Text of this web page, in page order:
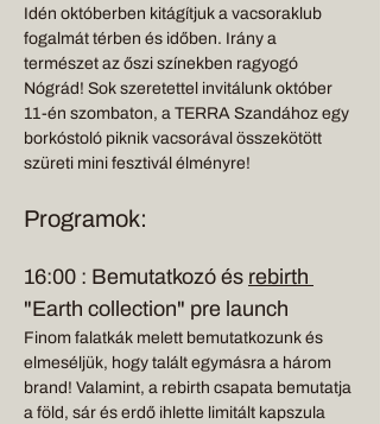
Idén októberben kitágítjuk a vacsoraklub
fogalmát térben és időben. Irány a
természet az őszi színekben ragyogó
Nógrád! Sok szeretettel invitálunk október
11-én szombaton, a TERRA Szandához egy
borkóstoló piknik vacsorával összekötött
szüreti mini fesztivál élményre!
Programok:
16:00 : Bemutatkozó és rebirth
"Earth collection" pre launch
Finom falatkák melett bemutatkozunk és
elmeséljük, hogy talált egymásra a három
brand! Valamint, a rebirth csapata bemutatja
a föld, sár és erdő ihlette limitált kapszula